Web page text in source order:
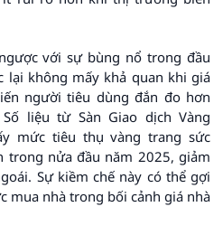
với sự bùng nổ trong đầu
lại không mấy khả quan khi giá
người tiêu dùng đắn đo hơn
liệu từ Sàn Giao dịch Vàng
mức tiêu thụ vàng trang sức
trong nửa đầu năm 2025, giảm
Sự kiềm chế này có thể gợi
mua nhà trong bối cảnh giá nhà